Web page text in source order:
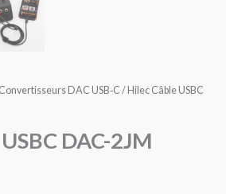
Convertisseurs DAC USB‑C / Hilec Câble USBC
DAC-2JM